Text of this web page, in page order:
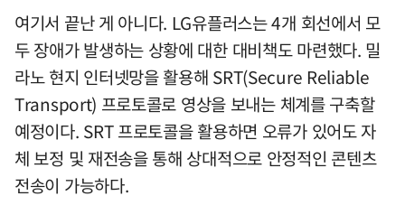
여기서 끝난 게 아니다. LG유플러스는 4개 회선에서 모
두 장애가 발생하는 상황에 대한 대비책도 마련했다. 밀
라노 현지 인터넷망을 활용해 SRT(Secure Reliable
Transport) 프로토콜로 영상을 보내는 체계를 구축할
예정이다. SRT 프로토콜을 활용하면 오류가 있어도 자
체 보정 및 재전송을 통해 상대적으로 안정적인 콘텐츠
전송이 가능하다.